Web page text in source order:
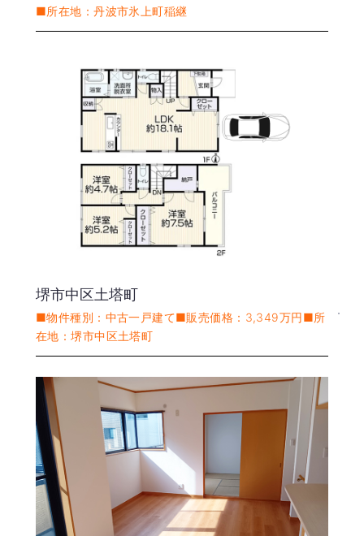
■所在地：丹波市氷上町稲継
堺市中区土塔町
■物件種別：中古一戸建て■販売価格：3,349万円■所
在地：堺市中区土塔町